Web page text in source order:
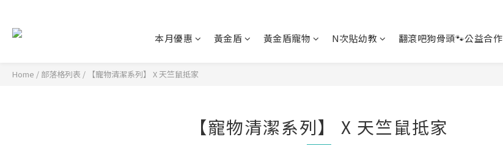
本月優惠 黃金盾 黃金盾寵物 N次貼幼教 翻滾吧狗骨頭🐾公益合作
Home / 部落格列表 / 【寵物清潔系列】 X 天竺鼠抵家
【寵物清潔系列】 X 天竺鼠抵家